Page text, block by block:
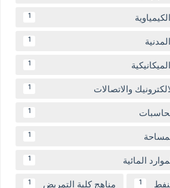
1
1
1
والاتصالات 1
1
1
المائية 1
1 مناهج كلية التمريض 1